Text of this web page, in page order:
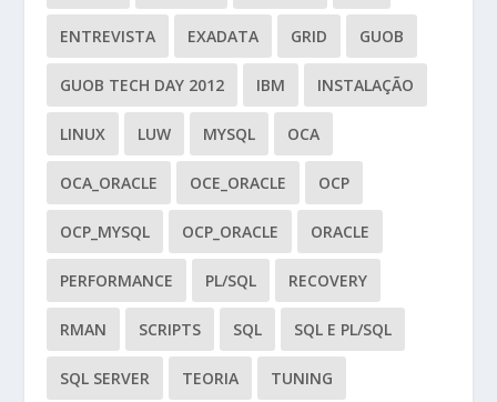
ENTREVISTA EXADATA GRID GUOB
GUOB TECH DAY 2012 IBM INSTALAÇÃO
LINUX LUW MYSQL OCA
OCA_ORACLE OCE_ORACLE OCP
OCP_MYSQL OCP_ORACLE ORACLE
PERFORMANCE PL/SQL RECOVERY
RMAN SCRIPTS SQL SQL E PL/SQL
SQL SERVER TEORIA TUNING